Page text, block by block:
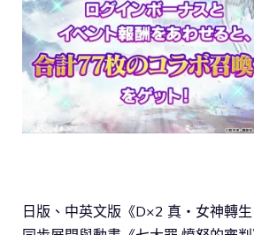
日版、中英文版《D×2 真・女神轉